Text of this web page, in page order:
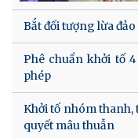
Bắt đối tượng lừa
Phê chuẩn khởi tố
phép
Khởi tố nhóm thanh,
quyết mâu thuẫn